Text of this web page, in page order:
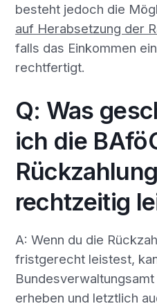
besteht jedoch die
auf Herabsetzung der
falls das Einkommen
rechtfertigt.
Q: Was
ich die
rechtzeitig
A: Wenn du die
fristgerecht leistest,
erheben und letztlich